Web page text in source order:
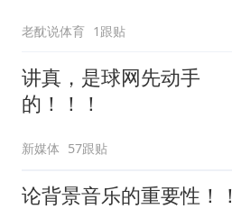
老酖说体育 1跟贴
讲真，是球网先动手
的！！！
新媒体 57跟贴
论背景音乐的重要性！！